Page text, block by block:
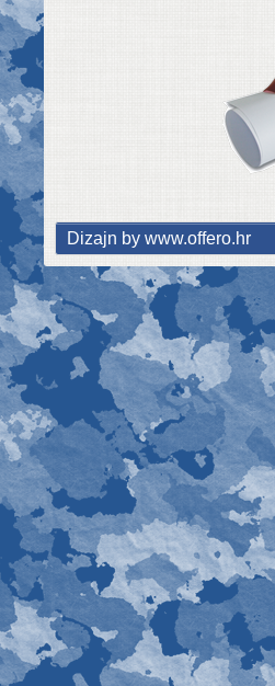
Dizajn by www.offero.hr